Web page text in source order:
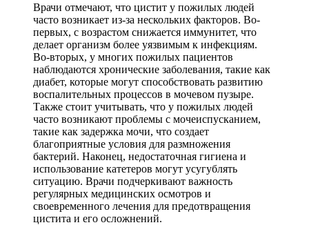
Врачи отмечают, что цистит у пожилых людей
часто возникает из-за нескольких факторов. Во-
первых, с возрастом снижается иммунитет, что
делает организм более уязвимым к инфекциям.
Во-вторых, у многих пожилых пациентов
наблюдаются хронические заболевания, такие как
диабет, которые могут способствовать развитию
воспалительных процессов в мочевом пузыре.
Также стоит учитывать, что у пожилых людей
часто возникают проблемы с мочеиспусканием,
такие как задержка мочи, что создает
благоприятные условия для размножения
бактерий. Наконец, недостаточная гигиена и
использование катетеров могут усугублять
ситуацию. Врачи подчеркивают важность
регулярных медицинских осмотров и
своевременного лечения для предотвращения
цистита и его осложнений.